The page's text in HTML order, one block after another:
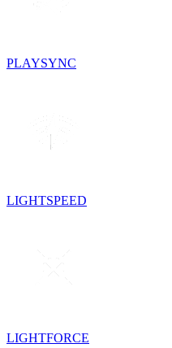
PLAYSYNC
LIGHTSPEED
LIGHTFORCE